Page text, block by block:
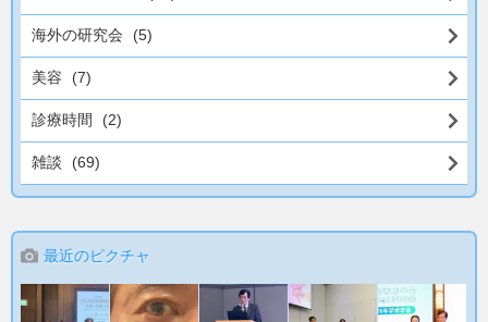
海外の研究会 (5)
美容 (7)
診療時間 (2)
雑談 (69)
最近のピクチャ